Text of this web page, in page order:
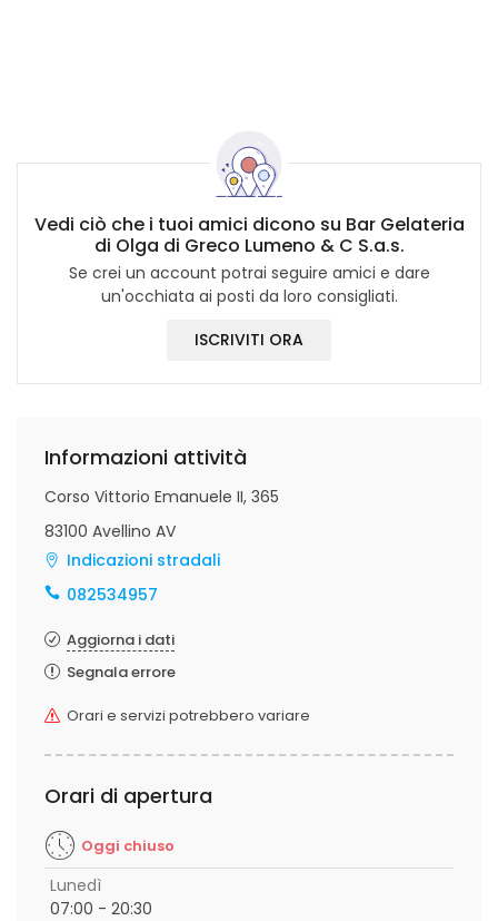
Vedi ciò che i tuoi amici dicono su Bar Gelateria
di Olga di Greco Lumeno & C S.a.s.
Se crei un account potrai seguire amici e dare
un'occhiata ai posti da loro consigliati.
ISCRIVITI ORA
Informazioni attività
Corso Vittorio Emanuele II, 365
83100 Avellino AV
Indicazioni stradali
082534957
Aggiorna i dati
Segnala errore
Orari e servizi potrebbero variare
Orari di apertura
Oggi chiuso
Lunedì
07:00 - 20:30